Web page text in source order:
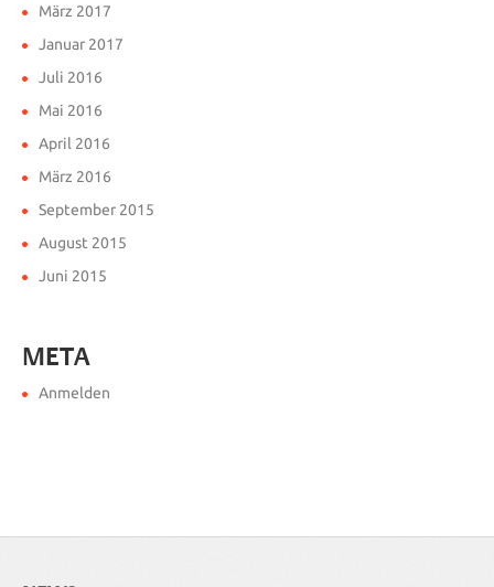
März 2017
Januar 2017
Juli 2016
Mai 2016
April 2016
März 2016
September 2015
August 2015
Juni 2015
META
Anmelden